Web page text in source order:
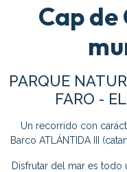
Cap de
PARQUE
FARO -
Un recorrido con
Barco ATLÁNTIDA III
Disfrutar del mar es todo